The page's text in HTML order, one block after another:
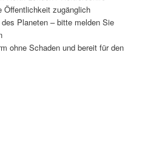
Öffentlichkeit zugänglich
Planeten – bitte melden Sie
ohne Schaden und bereit für den